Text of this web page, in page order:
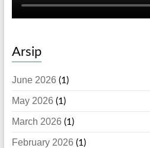
Arsip
June 2026 (1)
May 2026 (1)
March 2026 (1)
February 2026 (1)